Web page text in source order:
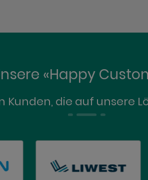
«Happy
Kunden, die auf unsere